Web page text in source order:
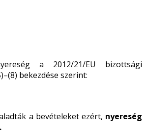
a 2012/21/EU bizottsági
bekezdése szerint:
a bevételeket ezért, nyereség